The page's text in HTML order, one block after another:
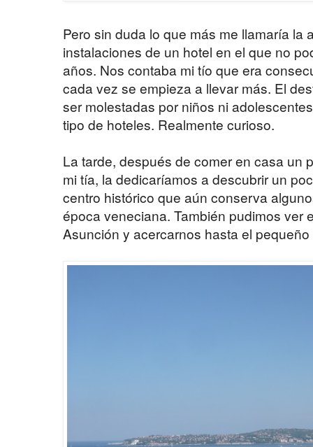
Pero sin duda lo que más me llamaría la
instalaciones de un hotel en el que no
años. Nos contaba mi tío que era
cada vez se empieza a llevar más. El
ser molestadas por niños ni
tipo de hoteles. Realmente curioso.
La tarde, después de comer en casa un
mi tía, la dedicaríamos a descubrir un
centro histórico que aún conserva
época veneciana. También pudimos ver
Asunción y acercarnos hasta el